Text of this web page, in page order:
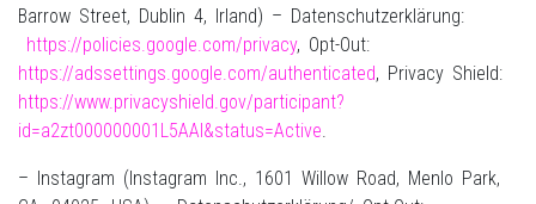
Barrow Street, Dublin 4, Irland) – Datenschutzerklärung:
https://policies.google.com/privacy, Opt-Out:
https://adssettings.google.com/authenticated, Privacy Shield:
https://www.privacyshield.gov/participant?
id=a2zt000000001L5AAI&status=Active.
– Instagram (Instagram Inc., 1601 Willow Road, Menlo Park,